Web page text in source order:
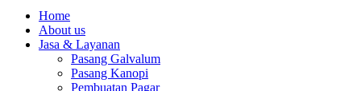
Home
About us
Jasa & Layanan
Pasang Galvalum
Pasang Kanopi
Pembuatan Pagar